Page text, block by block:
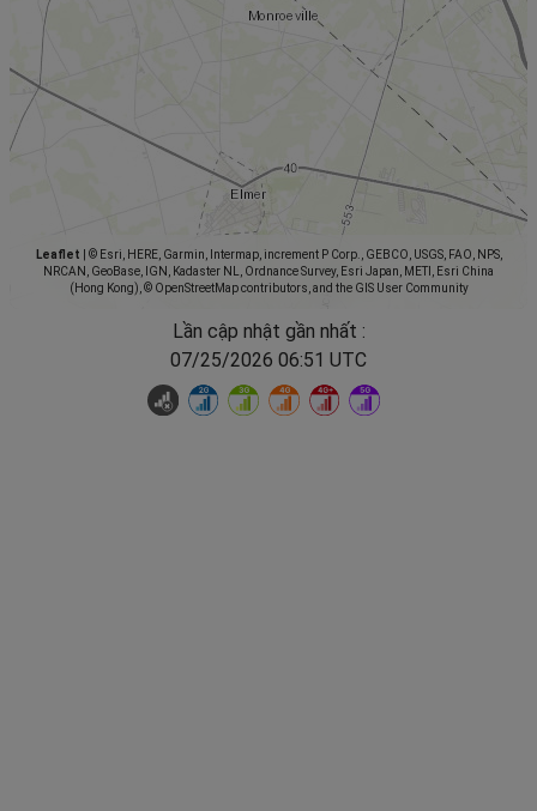
Leaflet
© Esri, HERE, Garmin, Intermap, increment P Corp., GEBCO, USGS, FAO, NPS,
NRCAN, GeoBase, IGN, Kadaster NL, Ordnance Survey, Esri Japan, METI, Esri China
(Hong Kong), © OpenStreetMap contributors, and the GIS User Community
Lần cập nhật gần nhất :
07/25/2026 06:51 UTC